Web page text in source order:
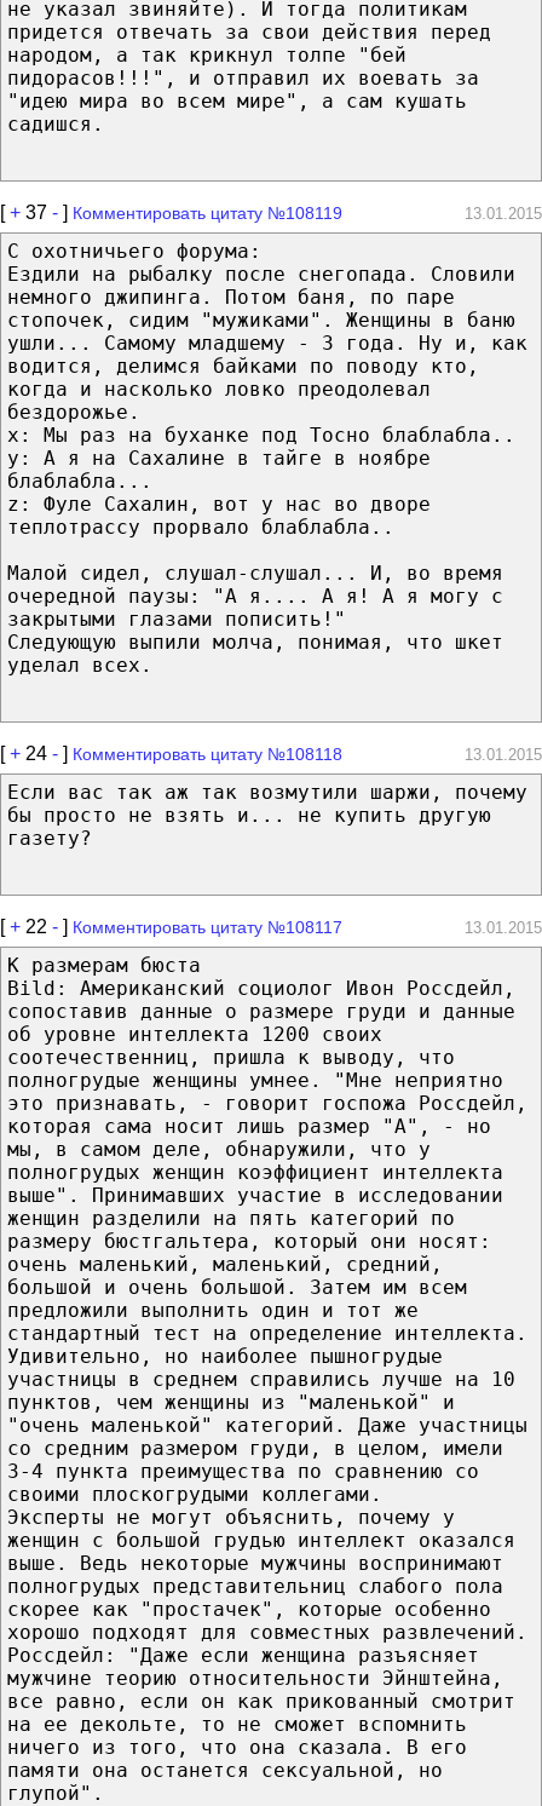
не указал звиняйте). И тогда политикам
придется отвечать за свои действия перед
народом, а так крикнул толпе "бей
пидорасов!!!", и отправил их воевать за
"идею мира во всем мире", а сам кушать
садишся.
[+ 37 - ] Комментировать цитату №108119 13.01.2015
С охотничьего форума:
Ездили на рыбалку после снегопада. Словили
немного джипинга. Потом баня, по паре
стопочек, сидим "мужиками". Женщины в баню
ушли... Самому младшему - 3 года. Ну и, как
водится, делимся байками по поводу кто,
когда и насколько ловко преодолевал
бездорожье.
x: Мы раз на буханке под Тосно блаблабла..
y: А я на Сахалине в тайге в ноябре
блаблабла...
z: Фуле Сахалин, вот у нас во дворе
теплотрассу прорвало блаблабла..
Малой сидел, слушал-слушал... И, во время
очередной паузы: "А я.... А я! А я могу с
закрытыми глазами пописить!"
Следующую выпили молча, понимая, что шкет
уделал всех.
[+ 24 - ] Комментировать цитату №108118 13.01.2015
Если вас так аж так возмутили шаржи, почему
бы просто не взять и... не купить другую
газету?
[+ 22 - ] Комментировать цитату №108117 13.01.2015
К размерам бюста
Bild: Американский социолог Ивон Россдейл,
сопоставив данные о размере груди и данные
об уровне интеллекта 1200 своих
соотечественниц, пришла к выводу, что
полногрудые женщины умнее. "Мне неприятно
это признавать, - говорит госпожа Россдейл,
которая сама носит лишь размер "А", - но
мы, в самом деле, обнаружили, что у
полногрудых женщин коэффициент интеллекта
выше". Принимавших участие в исследовании
женщин разделили на пять категорий по
размеру бюстгальтера, который они носят:
очень маленький, маленький, средний,
большой и очень большой. Затем им всем
предложили выполнить один и тот же
стандартный тест на определение интеллекта.
Удивительно, но наиболее пышногрудые
участницы в среднем справились лучше на 10
пунктов, чем женщины из "маленькой" и
"очень маленькой" категорий. Даже участницы
со средним размером груди, в целом, имели
3-4 пункта преимущества по сравнению со
своими плоскогрудыми коллегами.
Эксперты не могут объяснить, почему у
женщин с большой грудью интеллект оказался
выше. Ведь некоторые мужчины воспринимают
полногрудых представительниц слабого пола
скорее как "простачек", которые особенно
хорошо подходят для совместных развлечений.
Россдейл: "Даже если женщина разъясняет
мужчине теорию относительности Эйнштейна,
все равно, если он как прикованный смотрит
на ее декольте, то не сможет вспомнить
ничего из того, что она сказала. В его
памяти она останется сексуальной, но
глупой".